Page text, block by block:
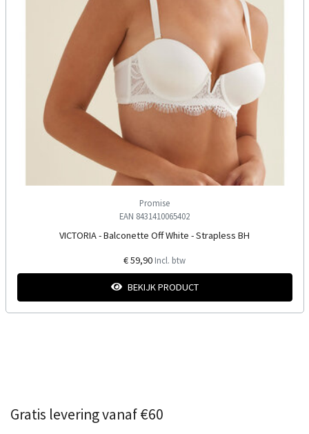
Promise
EAN 8431410065402
VICTORIA - Balconette Off White - Strapless BH
€ 59,90 Incl. btw
BEKIJK PRODUCT
Gratis levering vanaf €60